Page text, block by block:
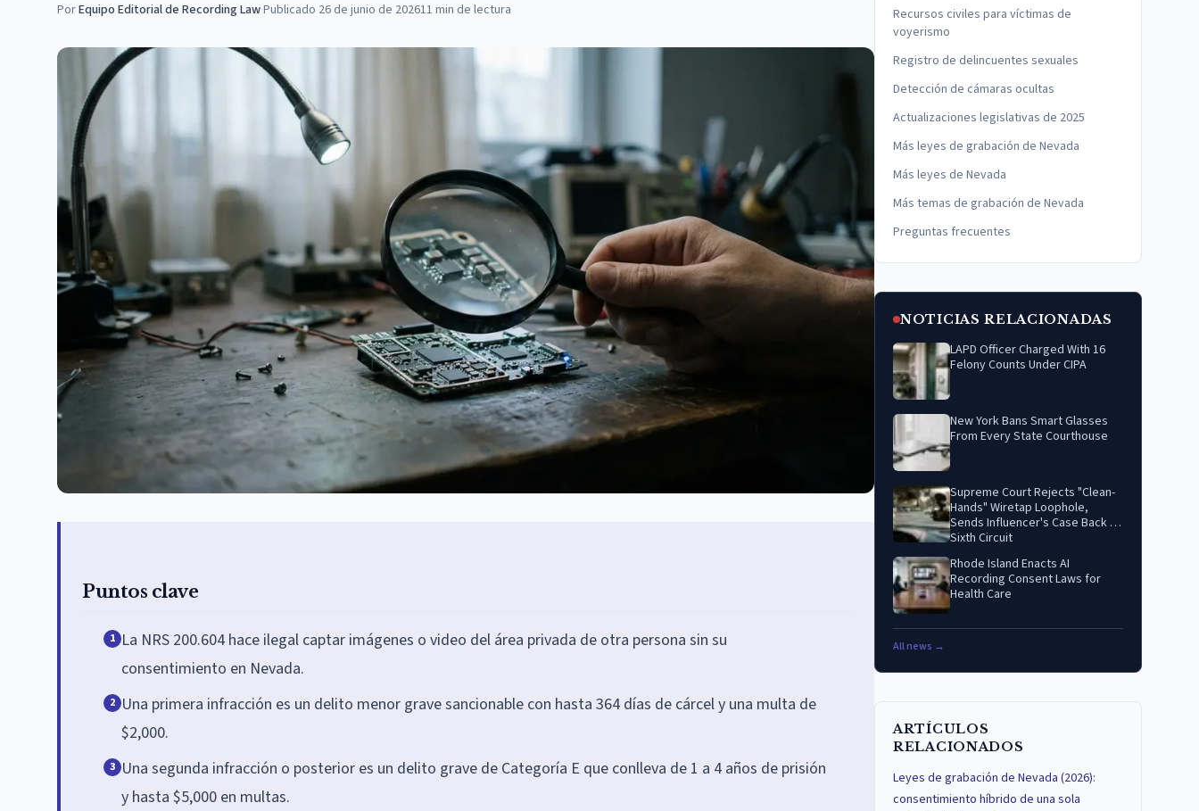
PorEquipo Editorial de Recording Law·Publicado 26 de junio de 202611 min de lectura
Puntos clave
1 La NRS 200.604 hace ilegal captar imágenes o video del área privada de otra persona sin su
consentimiento en Nevada.
2 Una primera infracción es un delito menor grave sancionable con hasta 364 días de cárcel y una multa de
$2,000.
3 Una segunda infracción o posterior es un delito grave de Categoría E que conlleva de 1 a 4 años de prisión
y hasta $5,000 en multas.
Recursos civiles para víctimas de
voyerismo
Registro de delincuentes sexuales
Detección de cámaras ocultas
Actualizaciones legislativas de 2025
Más leyes de grabación de Nevada
Más leyes de Nevada
Más temas de grabación de Nevada
Preguntas frecuentes
NOTICIAS RELACIONADAS
LAPD Officer Charged With 16
Felony Counts Under CIPA
New York Bans Smart Glasses
From Every State Courthouse
Supreme Court Rejects "Clean-
Hands" Wiretap Loophole,
Sends Influencer's Case Back to
Sixth Circuit
Rhode Island Enacts AI
Recording Consent Laws for
Health Care
All news →
ARTÍCULOS
RELACIONADOS
Leyes de grabación de Nevada (2026):
consentimiento híbrido de una sola